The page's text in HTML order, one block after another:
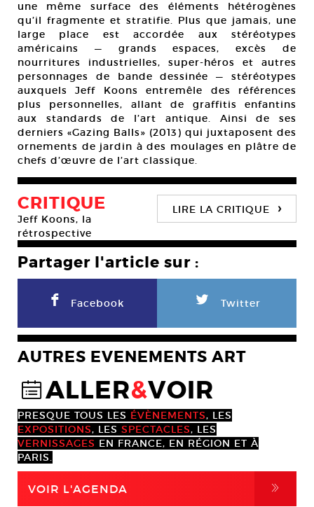
une même surface des éléments hétérogènes
qu’il fragmente et stratifie. Plus que jamais, une
large place est accordée aux stéréotypes
américains — grands espaces, excès de
nourritures industrielles, super-héros et autres
personnages de bande dessinée — stéréotypes
auxquels Jeff Koons entremêle des références
plus personnelles, allant de graffitis enfantins
aux standards de l’art antique. Ainsi de ses
derniers «Gazing Balls» (2013) qui juxtaposent des
ornements de jardin à des moulages en plâtre de
chefs d’œuvre de l’art classique.
CRITIQUE
Jeff Koons, la
rétrospective
LIRE LA CRITIQUE ›
Partager l'article sur :
F Facebook L Twitter
AUTRES EVENEMENTS ART
@ALLER&VOIR
PRESQUE TOUS LES ÉVÈNEMENTS, LES
EXPOSITIONS, LES SPECTACLES, LES
VERNISSAGES EN FRANCE, EN RÉGION ET À
PARIS.
VOIR L'AGENDA ,